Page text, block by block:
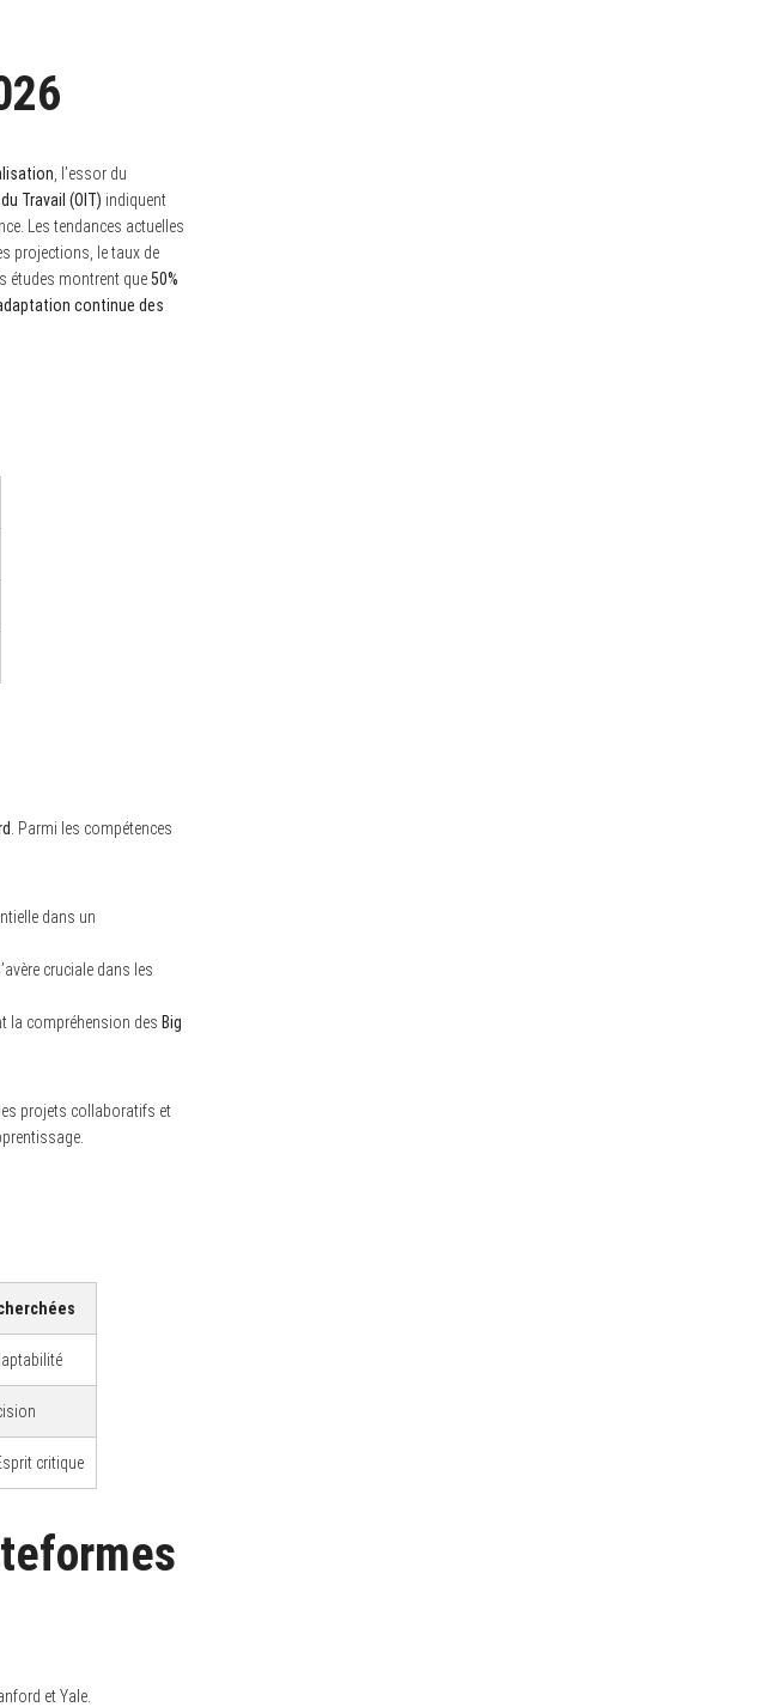
, l’essor du
Travail (OIT) indiquent
Les tendances actuelles
projections, le taux de
études montrent que50%
continue des
. Parmi les compétences
dans un
cruciale dans les
la compréhension des Big
projets collaboratifs et
critique
et Yale.